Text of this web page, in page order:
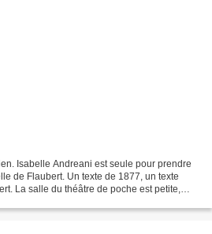
Isabelle Andreani est seule pour prendre
de Flaubert. Un texte de 1877, un texte
La salle du théâtre de poche est petite,